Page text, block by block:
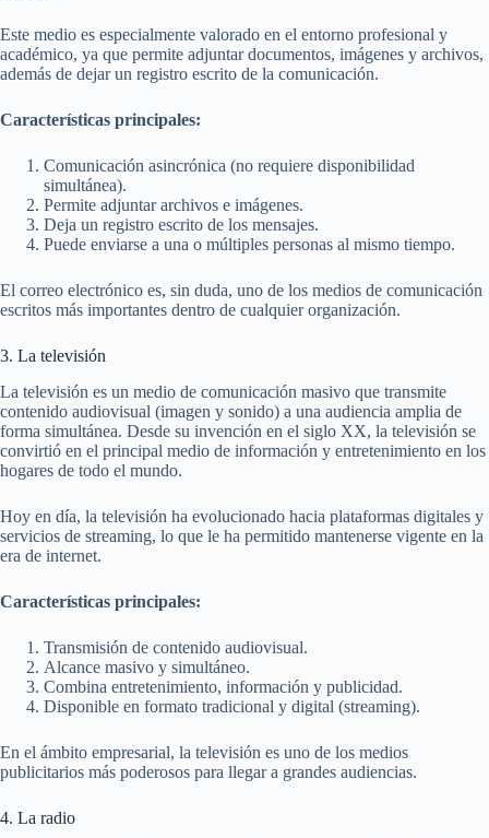
Este medio es especialmente valorado en el entorno profesional y
académico, ya que permite adjuntar documentos, imágenes y archivos,
además de dejar un registro escrito de la comunicación.
Características principales:
Comunicación asincrónica (no requiere disponibilidad
simultánea).
Permite adjuntar archivos e imágenes.
Deja un registro escrito de los mensajes.
Puede enviarse a una o múltiples personas al mismo tiempo.
El correo electrónico es, sin duda, uno de los medios de comunicación
escritos más importantes dentro de cualquier organización.
3. La televisión
La televisión es un medio de comunicación masivo que transmite
contenido audiovisual (imagen y sonido) a una audiencia amplia de
forma simultánea. Desde su invención en el siglo XX, la televisión se
convirtió en el principal medio de información y entretenimiento en los
hogares de todo el mundo.
Hoy en día, la televisión ha evolucionado hacia plataformas digitales y
servicios de streaming, lo que le ha permitido mantenerse vigente en la
era de internet.
Características principales:
Transmisión de contenido audiovisual.
Alcance masivo y simultáneo.
Combina entretenimiento, información y publicidad.
Disponible en formato tradicional y digital (streaming).
En el ámbito empresarial, la televisión es uno de los medios
publicitarios más poderosos para llegar a grandes audiencias.
4. La radio